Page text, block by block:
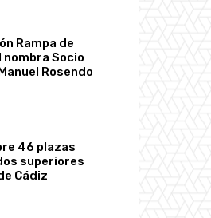
Rampa de
nombra Socio
Rosendo
46 plazas
superiores
Cádiz